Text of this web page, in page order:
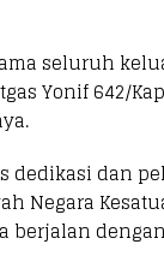
seluruh
Yonif 642/
dedikasi dan
Negara